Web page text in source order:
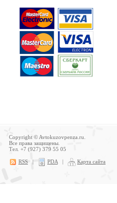
Copyright © Avtokuzovpenza.ru.
Все права защищены.
Тел. +7 (927) 379 55 05
RSS | PDA | Карта сайта